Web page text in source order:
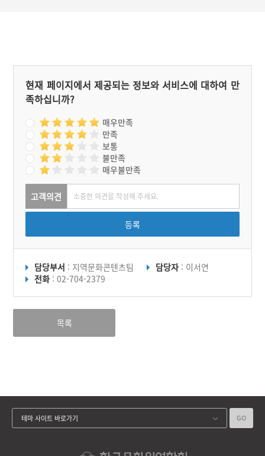
현재 페이지에서 제공되는 정보와 서비스에 대하여 만
족하십니까?
매우만족
만족
보통
불만족
매우불만족
고객의견
등록
담당부서 : 지역문화콘텐츠팀 담당자 : 이서연
전화 : 02-704-2379
목록
테마 사이트 바로가기 GO